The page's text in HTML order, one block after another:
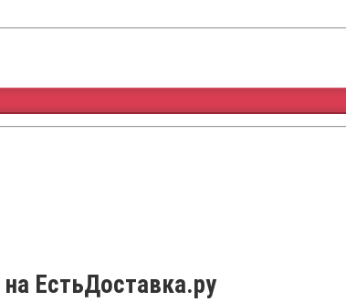
на ЕстьДоставка.ру